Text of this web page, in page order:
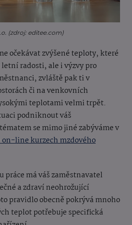
(zdroj: editee.com)
očekávat zvýšené teploty, které
radosti, ale i výzvy pro
zvláště pak ti v
či na venkovních
teplotami velmi trpět.
podniknout váš
se mimo jiné zabýváme v
line kurzech mzdového
práce má váš zaměstnavatel
a zdraví neohrožující
pravidlo obecně pokrývá mnoho
teplot potřebuje specifická